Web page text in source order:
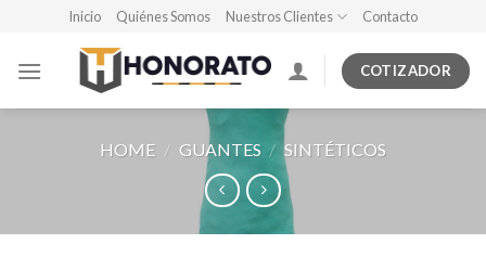
content
Inicio Quiénes Somos Nuestros Clientes Contacto
COTIZADOR
HOME / GUANTES / SINTÉTICOS